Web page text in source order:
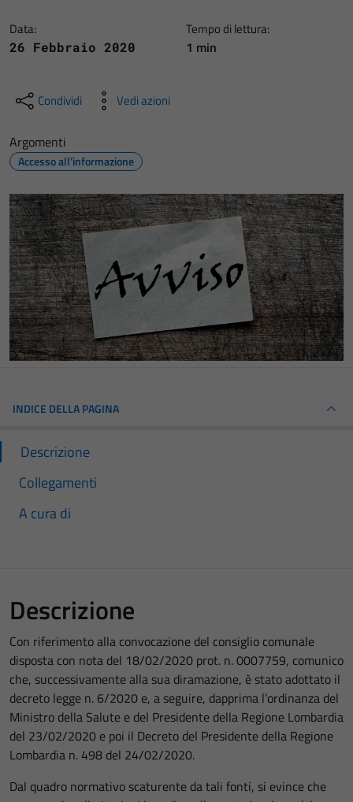
Data:
26 Febbraio 2020
Tempo di lettura:
1 min
Condividi Vedi azioni
Argomenti
Accesso all'informazione
INDICE DELLA PAGINA
Descrizione
Collegamenti
A cura di
Descrizione
Con riferimento alla convocazione del consiglio comunale
disposta con nota del 18/02/2020 prot. n. 0007759, comunico
che, successivamente alla sua diramazione, è stato adottato il
decreto legge n. 6/2020 e, a seguire, dapprima l’ordinanza del
Ministro della Salute e del Presidente della Regione Lombardia
del 23/02/2020 e poi il Decreto del Presidente della Regione
Lombardia n. 498 del 24/02/2020.
Dal quadro normativo scaturente da tali fonti, si evince che